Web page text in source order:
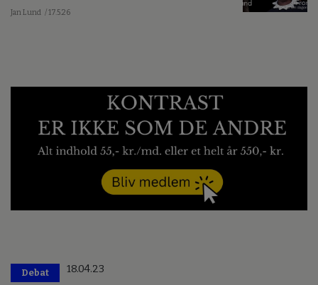
Jan Lund / 17.5.26
Debat 18.04.23